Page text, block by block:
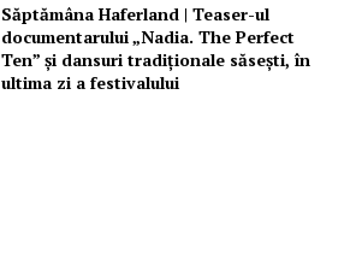
Săptămâna Haferland | Teaser-ul
documentarului „Nadia. The Perfect
Ten” şi dansuri tradiţionale săseşti, în
ultima zi a festivalului